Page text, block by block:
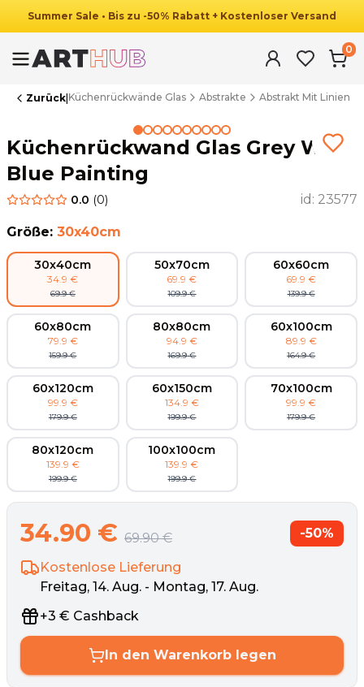
Summer Sale • Bis zu -50% Rabatt + Kostenloser Versand
0
Zurück Küchenrückwände Glas Abstrakte Abstrakt Mit Linien
Küchenrückwand Glas Grey With
Blue Painting
0.0 (0) id: 23577
Größe: 30x40cm
30x40cm
34.9 €
69.9 €
50x70cm
69.9 €
109.9 €
60x60cm
69.9 €
139.9 €
60x80cm
79.9 €
159.9 €
80x80cm
94.9 €
169.9 €
60x100cm
89.9 €
164.9 €
60x120cm
99.9 €
179.9 €
60x150cm
134.9 €
199.9 €
70x100cm
99.9 €
179.9 €
80x120cm
139.9 €
199.9 €
100x100cm
139.9 €
199.9 €
34.90 € 69.90 € -50%
Kostenlose Lieferung
Freitag, 14. Aug. - Montag, 17. Aug.
+3 € Cashback
In den Warenkorb legen